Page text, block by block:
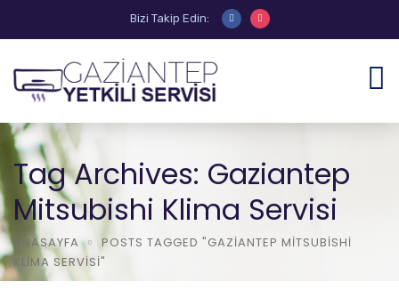
Bizi Takip Edin:
Tag Archives: Gaziantep
Mitsubishi Klima Servisi
ANASAYFA
POSTS TAGGED "GAZIANTEP MITSUBISHI
KLIMA SERVISI"